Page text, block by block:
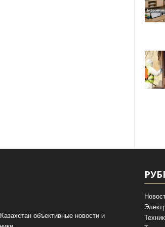
объективные новости и